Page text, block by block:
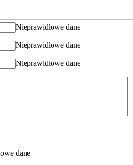
Nieprawidłowe dane
Nieprawidłowe dane
Nieprawidłowe dane
dane